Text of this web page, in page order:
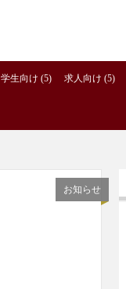
学生向け (5) 求人向け (5)
お知らせ